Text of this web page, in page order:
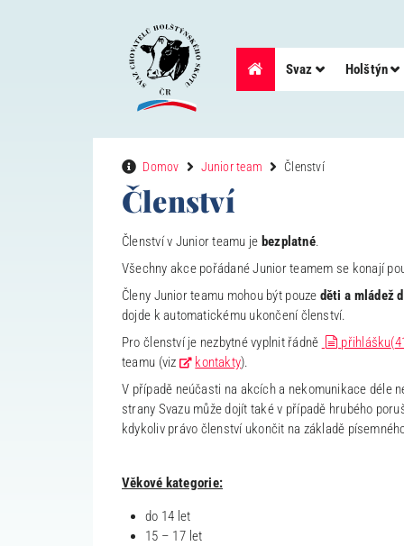
Svaz Holštýn
Domov Junior team Členství
Členství
Členství v Junior teamu je bezplatné.
Všechny akce pořádané Junior teamem se konají
Členy Junior teamu mohou být pouze děti a mládež
dojde k automatickému ukončení členství.
Pro členství je nezbytné vyplnit řádně
document
přihlášku(
teamu (viz
kontakty).
V případě neúčasti na akcích a nekomunikace déle
strany Svazu může dojít také v případě hrubého
kdykoliv právo členství ukončit na základě
Věkové kategorie:
do 14 let
15 – 17 let